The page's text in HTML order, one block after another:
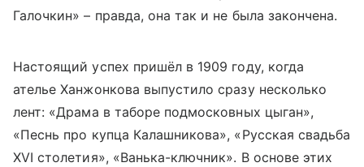
Галочкин» – правда, она так и не была закончена.
Настоящий успех пришёл в 1909 году, когда
ателье Ханжонкова выпустило сразу несколько
лент: «Драма в таборе подмосковных цыган»,
«Песнь про купца Калашникова», «Русская свадьба
XVI столетия», «Ванька-ключник». В основе этих